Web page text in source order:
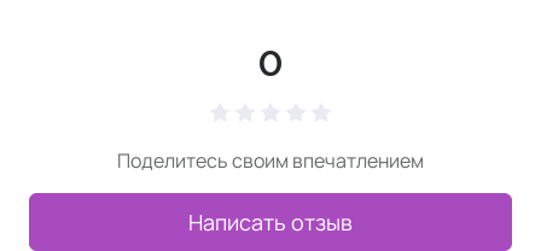
0
Поделитесь своим впечатлением
Написать отзыв